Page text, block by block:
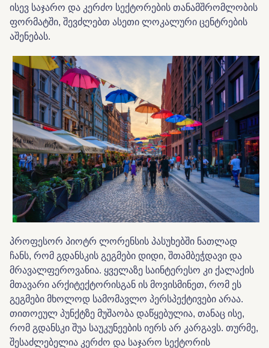
ისევ საჯარო და კერძო სექტორების თანამშრომლობის
ფორმატში, შევძლებთ ასეთი ლოკალური ცენტრების
აშენებას.
პროფესორ პიოტრ ლორენსის პასუხებში ნათლად
ჩანს, რომ გდანსკის გეგმები დიდი, შთამბეჭდავი და
მრავალფეროვანია. ყველაზე საინტერესო კი ქალაქის
მთავარი არქიტექტორისგან ის მოვისმინეთ, რომ ეს
გეგმები მხოლოდ სამომავლო პერსპექტივები არაა.
თითოეულ პუნქტზე მუშაობა დაწყებულია, თანაც ისე,
რომ გდანსკი შუა საუკუნეების იერს არ კარგავს. თურმე,
შესაძლებელია კერძო და საჯარო სექტორის